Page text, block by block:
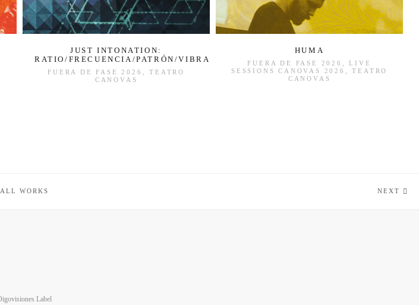
JUST INTONATION:
RATIO/FRECUENCIA/PATRÓN/VIBRACIÓN/PERCEPCIÓN
FUERA DE FASE 2026, TEATRO
CANOVAS
HUMA
FUERA DE FASE 2026, LIVE
SESSIONS CANOVAS 2026, TEATRO
CANOVAS
ALL WORKS NEXT